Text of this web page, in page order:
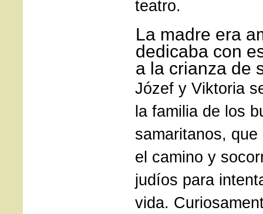
teatro.
La madre era
dedicaba con
a la crianza de
Józef y Viktoria
la familia de los
samaritanos,
el camino y
judíos para
vida.